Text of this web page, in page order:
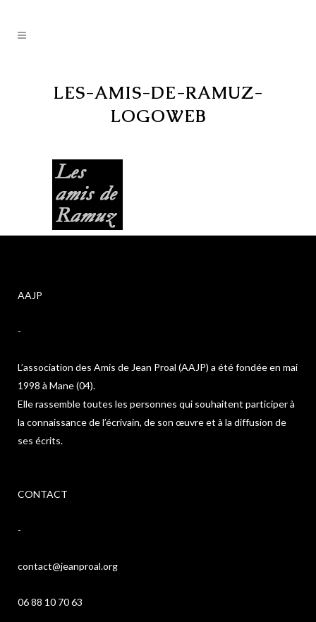
LES-AMIS-DE-RAMUZ-
LOGOWEB
AAJP
-
L’association des Amis de Jean Proal (AAJP) a été fondée en mai
1998 à Mane (04).
Elle rassemble toutes les personnes qui souhaitent participer à
la connaissance de l’écrivain, de son œuvre et à la diffusion de
ses écrits.
CONTACT
-
contact@jeanproal.org
06 88 10 70 63